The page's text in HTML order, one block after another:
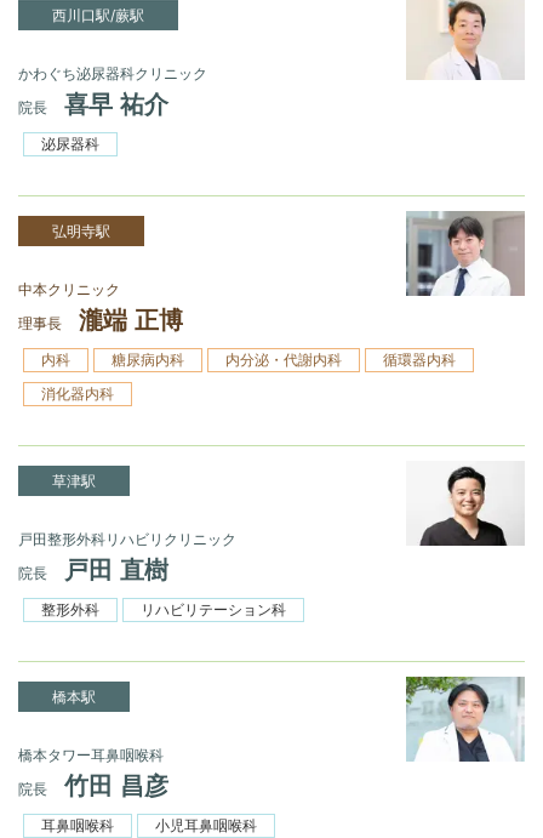
西川口駅/蕨駅
かわぐち泌尿器科クリニック
院長
喜早 祐介
泌尿器科
弘明寺駅
中本クリニック
理事長
瀧端 正博
内科 糖尿病内科 内分泌・代謝内科
循環器内科
消化器内科
草津駅
戸田整形外科リハビリクリニック
院長
戸田 直樹
整形外科 リハビリテーション科
橋本駅
橋本タワー耳鼻咽喉科
院長
竹田 昌彦
耳鼻咽喉科 小児耳鼻咽喉科